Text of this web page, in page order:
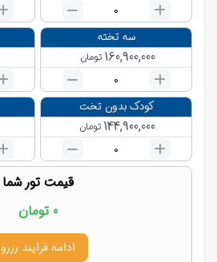
0
سه تخته
160,900,000 تومان
0
کودک بدون تخت
144,900,000 تومان
0
قیمت تور شما
0 تومان
ادامه فرایند رزرو